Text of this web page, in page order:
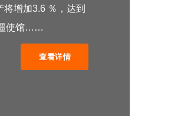
增加3.6 ％，达到
疆使馆……
查看详情